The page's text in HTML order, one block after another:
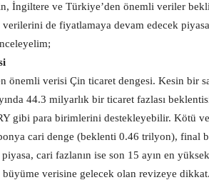
İngiltere ve Türkiye’den önemli veriler
verilerini de fiyatlamaya devam edecek
önemli verisi Çin ticaret dengesi. Kesin bir
44.3 milyarlık bir ticaret fazlası
gibi para birimlerini destekleyebilir. Kötü
cari denge (beklenti 0.46 trilyon), final
cari fazlanın ise son 15 ayın en
verisine gelecek olan revizeye dikkat.